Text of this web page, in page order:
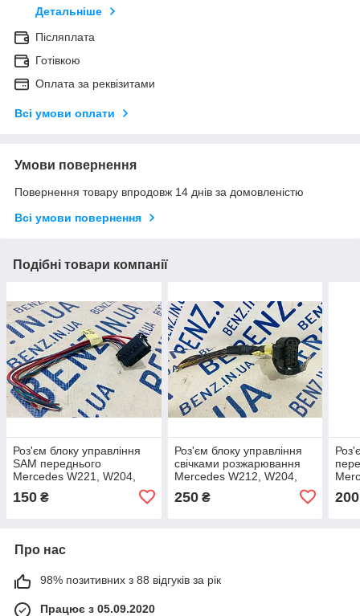
Детальніше
Післяплата
Готівкою
Оплата за реквізитами
Всі умови оплати
Умови повернення
Повернення товару впродовж 14 днів за домовленістю
Всі умови повернення
Подібні товари компанії
Роз'єм блоку управління
SAM переднього
Mercedes W221, W204,
W212, C207 A0375455728
150 ₴
Роз'єм блоку управління
свічками розжарювання
Mercedes W212, W204,
C207, W221 A0295450126
250₴ 200
Про нас
98% позитивних з 88 відгуків за рік
Працює з 05.09.2020